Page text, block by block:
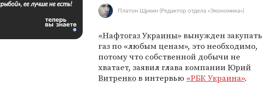
Платон Щукин (Редактор отдела «Экономика»)
«Нафтогаз Украины»вынужден закупать
газ по «любым ценам», это необходимо,
потому что собственной добычи не
хватает, заявил глава компанииЮрий
Витренков интервью «РБК Украина».
ее лучше не есть!